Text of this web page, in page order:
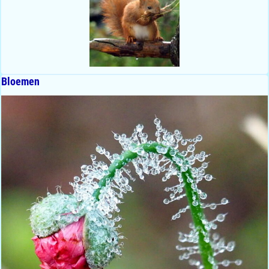
Bloemen